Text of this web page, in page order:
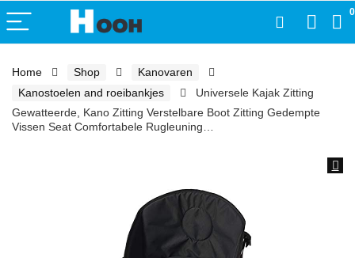
0
Home Shop
Kanovaren
Kanostoelen and roeibankjes
Universele Kajak Zitting
Gewatteerde, Kano Zitting Verstelbare Boot Zitting Gedempte
Vissen Seat Comfortabele Rugleuning…